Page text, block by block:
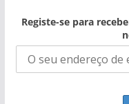
Registe-se para